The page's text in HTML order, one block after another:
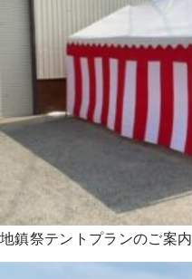
地鎮祭テントプランのご案内